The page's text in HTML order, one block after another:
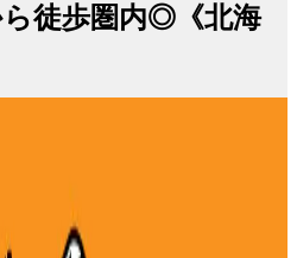
徒歩圏内◎《北海